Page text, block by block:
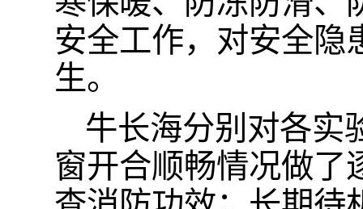
安全工作，对安全隐
生。
牛长海分别对各实
窗开合顺畅情况做了